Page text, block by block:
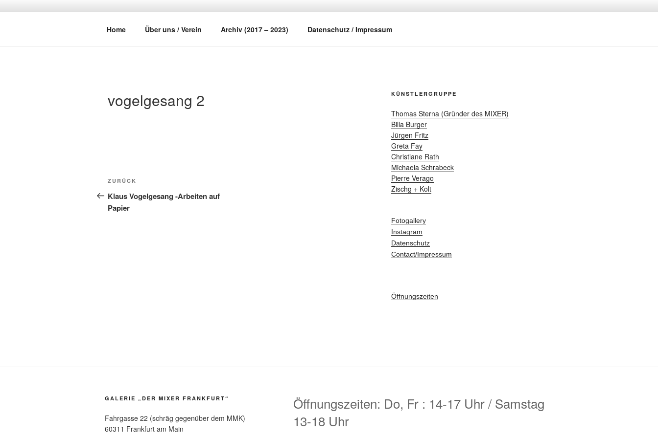
DER MIXER
Frankfurt
Home Über uns / Verein Archiv (2017 – 2023) Datenschutz / Impressum
vogelgesang 2
Beitragsnavigation
Vorheriger
Beitrag
ZURÜCK
Klaus Vogelgesang -Arbeiten auf
Papier
KÜNSTLERGRUPPE
Thomas Sterna (Gründer des MIXER)
Billa Burger
Jürgen Fritz
Greta Fay
Christiane Rath
Michaela Schrabeck
Pierre Verago
Zischg + Kolt
Fotogallery
Instagram
Datenschutz
Contact/Impressum
Öffnungszeiten
GALERIE „DER MIXER FRANKFURT“
Fahrgasse 22 (schräg gegenüber dem MMK)
60311 Frankfurt am Main
Öffnungszeiten: Do, Fr : 14-17 Uhr / Samstag
13-18 Uhr